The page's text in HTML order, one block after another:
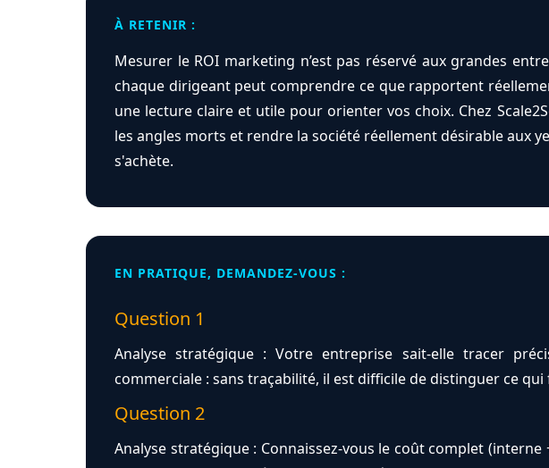
À RETENIR :
Mesurer le ROI marketing n’est pas réservé aux grandes
chaque dirigeant peut comprendre ce que rapportent
une lecture claire et utile pour orienter vos choix. Chez
les angles morts et rendre la société réellement désirable aux
s'achète.
EN PRATIQUE, DEMANDEZ-VOUS :
Question 1
Analyse stratégique : Votre entreprise sait-elle tracer
commerciale : sans traçabilité, il est difficile de distinguer ce
Question 2
Analyse stratégique : Connaissez-vous le coût complet